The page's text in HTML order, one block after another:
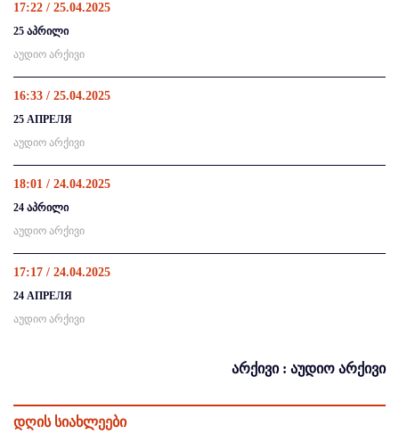
17:22 / 25.04.2025
25 აპრილი
აუდიო არქივი
16:33 / 25.04.2025
25 АПРЕЛЯ
აუდიო არქივი
18:01 / 24.04.2025
24 აპრილი
აუდიო არქივი
17:17 / 24.04.2025
24 АПРЕЛЯ
აუდიო არქივი
არქივი : აუდიო არქივი
დღის სიახლეები